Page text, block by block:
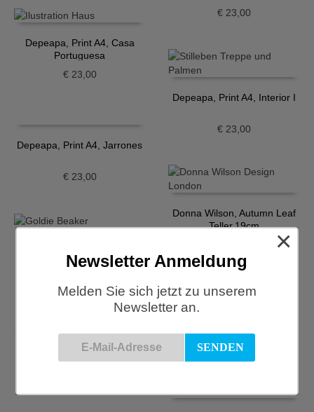
€ 23,00
Depeapa, Print A4, Casa
Portuguesa
€23,00
Depeapa, Print A4, Interior I
€ 23,00
Depeapa, Print A4, Jarrones
€23,00
Donna Wilson, Autumn Leaf
Teller,19cm
Donna Wilson, Meg
€16,30
Donna Wilson, Mog Teller
Newsletter Anmeldung
Melden Sie sich jetzt zu unserem
Newsletter an.
×